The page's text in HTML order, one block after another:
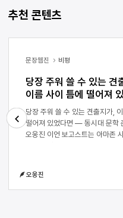
추천 콘텐츠
Previous
문장웹진 비평
당장 주워 쓸 수 있는 견
이름 사이 틈에 떨어져
당장 주워 쓸 수 있는 견출지가,
떨어져 있었다면 ― 동시대 문학 존재론에 관한 재고
오웅진 이언 보고스트는 아마존 사이트에 게재되었던
하나의 책 리뷰를 통해 비평이라
『Looking Awry: An
Lacan Through Popular
오웅진